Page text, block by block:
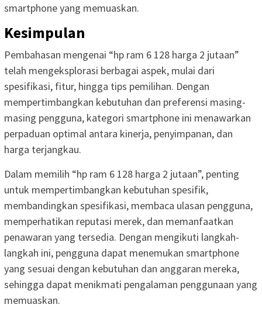
smartphone yang memuaskan.
Kesimpulan
Pembahasan mengenai “hp ram 6 128 harga 2 jutaan”
telah mengeksplorasi berbagai aspek, mulai dari
spesifikasi, fitur, hingga tips pemilihan. Dengan
mempertimbangkan kebutuhan dan preferensi masing-
masing pengguna, kategori smartphone ini menawarkan
perpaduan optimal antara kinerja, penyimpanan, dan
harga terjangkau.
Dalam memilih “hp ram 6 128 harga 2 jutaan”, penting
untuk mempertimbangkan kebutuhan spesifik,
membandingkan spesifikasi, membaca ulasan pengguna,
memperhatikan reputasi merek, dan memanfaatkan
penawaran yang tersedia. Dengan mengikuti langkah-
langkah ini, pengguna dapat menemukan smartphone
yang sesuai dengan kebutuhan dan anggaran mereka,
sehingga dapat menikmati pengalaman penggunaan yang
memuaskan.